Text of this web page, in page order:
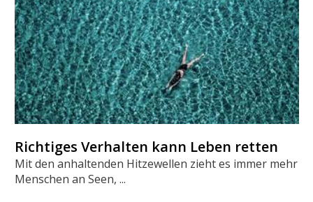
Richtiges Verhalten kann Leben retten
Mit den anhaltenden Hitzewellen zieht es immer mehr
Menschen an Seen, ...